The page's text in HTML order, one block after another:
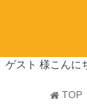
ゲスト 様こんに
TOP